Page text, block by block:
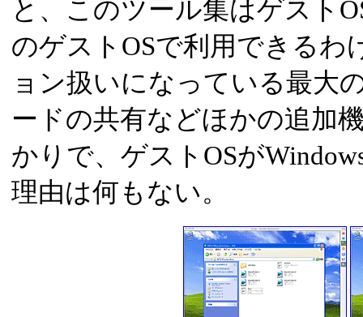
と、このツール集はゲスト
のゲストOSで利用できる
ョン扱いになっている最大
ードの共有などほかの追加
かりで、ゲストOSが
理由は何もない。